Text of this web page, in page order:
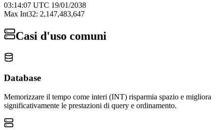
03:14:07 UTC 19/01/2038
Max Int32: 2,147,483,647
Casi d'uso comuni
Database
Memorizzare il tempo come interi (INT) risparmia spazio e migliora
significativamente le prestazioni di query e ordinamento.